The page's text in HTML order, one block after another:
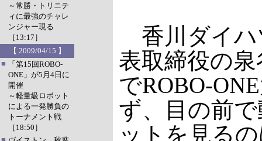
～常勝・トリニテ
ィに最強のチャレ
ンジャー現る
［13:17］
【 2009/04/15 】
■
「第15回ROBO-
ONE」が5月4日に
開催
～軽量級ロボット
による一発勝負の
トーナメント戦
［18:50］
香川ダイハ
表取締役の
でROBO-
ず、目の前
ットを見る